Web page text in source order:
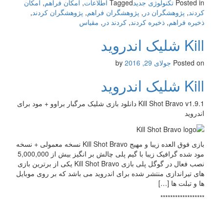
Posted in تکنولوژی جدیدTagged اطلاعات, امکان فراهم, امکان
کردند, پژوهشگران در , پژوهشگران فراهم, پژوهشگران کردند,
ذخیره‌ فراهم, ذخیره‌ کردند, کردند در , مقیاس
Kill شلیک اندروید
Posted on جولای 29, 2016
Kill شلیک اندروید
Kill Shot Bravo v1.9.1 دانلود بازی شلیک مرگبار براوو + مود برای
اندروید
بازی فوق العده زیبا و مهیج Kill Shot Bravo نسخه معمولی + نسخه
مود شده گرافیک زیبا با گیم پلی چالش بر انگیز بیش از 5,000,000
نصب فعال در گوگل پلی بازی Kill Shot Bravo یکی از برترین بازی
های تیراندازی منتشر شده برای اندروید می باشد که بر روی موبایل
ها و تبلت ها […]
******************